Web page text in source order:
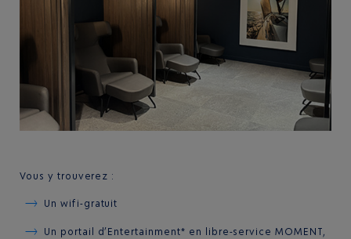
Vous y trouverez :
Un wifi-gratuit
Un portail d’Entertainment* en libre-service MOMENT,